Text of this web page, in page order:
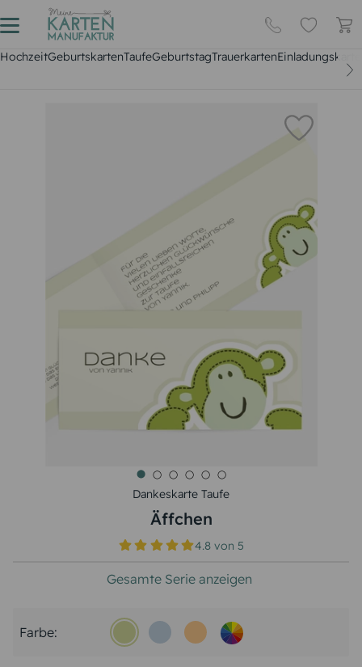
HochzeitGeburtskartenTaufeGeburtstagTrauerkarten
Dankeskarte Taufe
Äffchen
4.8 von5
Gesamte Serie anzeigen
Farbe: